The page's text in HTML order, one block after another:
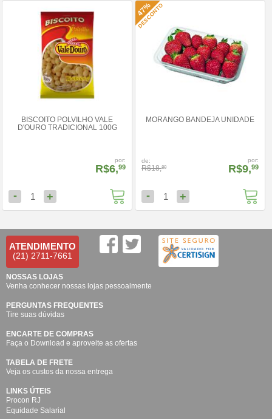
BISCOITO POLVILHO VALE
D'OURO TRADICIONAL 100G
por:
R$6,99
- 1 +
47%
DESCONTO
MORANGO BANDEJA UNIDADE
de:
R$18,80
por:
R$9,99
- 1 +
ATENDIMENTO
(21) 2711-7661
NOSSAS LOJAS
Venha conhecer nossas lojas pessoalmente
PERGUNTAS FREQUENTES
Tire suas dúvidas
ENCARTE DE COMPRAS
Faça o Download e aproveite as ofertas
TABELA DE FRETE
Veja os custos da nossa entrega
LINKS ÚTEIS
Procon RJ
Equidade Salarial